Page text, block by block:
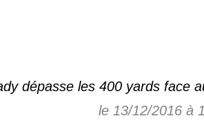
dépasse les 400 yards face
le 13/12/2016 à